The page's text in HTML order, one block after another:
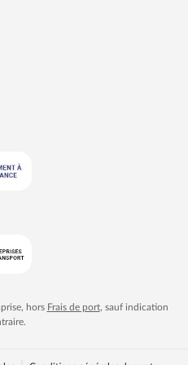
de créer une surface
de jeu, les
et d'isolation
Les dalles en
et résistantes. Les
et les
système de connexion
quelle surface. Les
être posées de manière
hors Frais de port, sauf indication